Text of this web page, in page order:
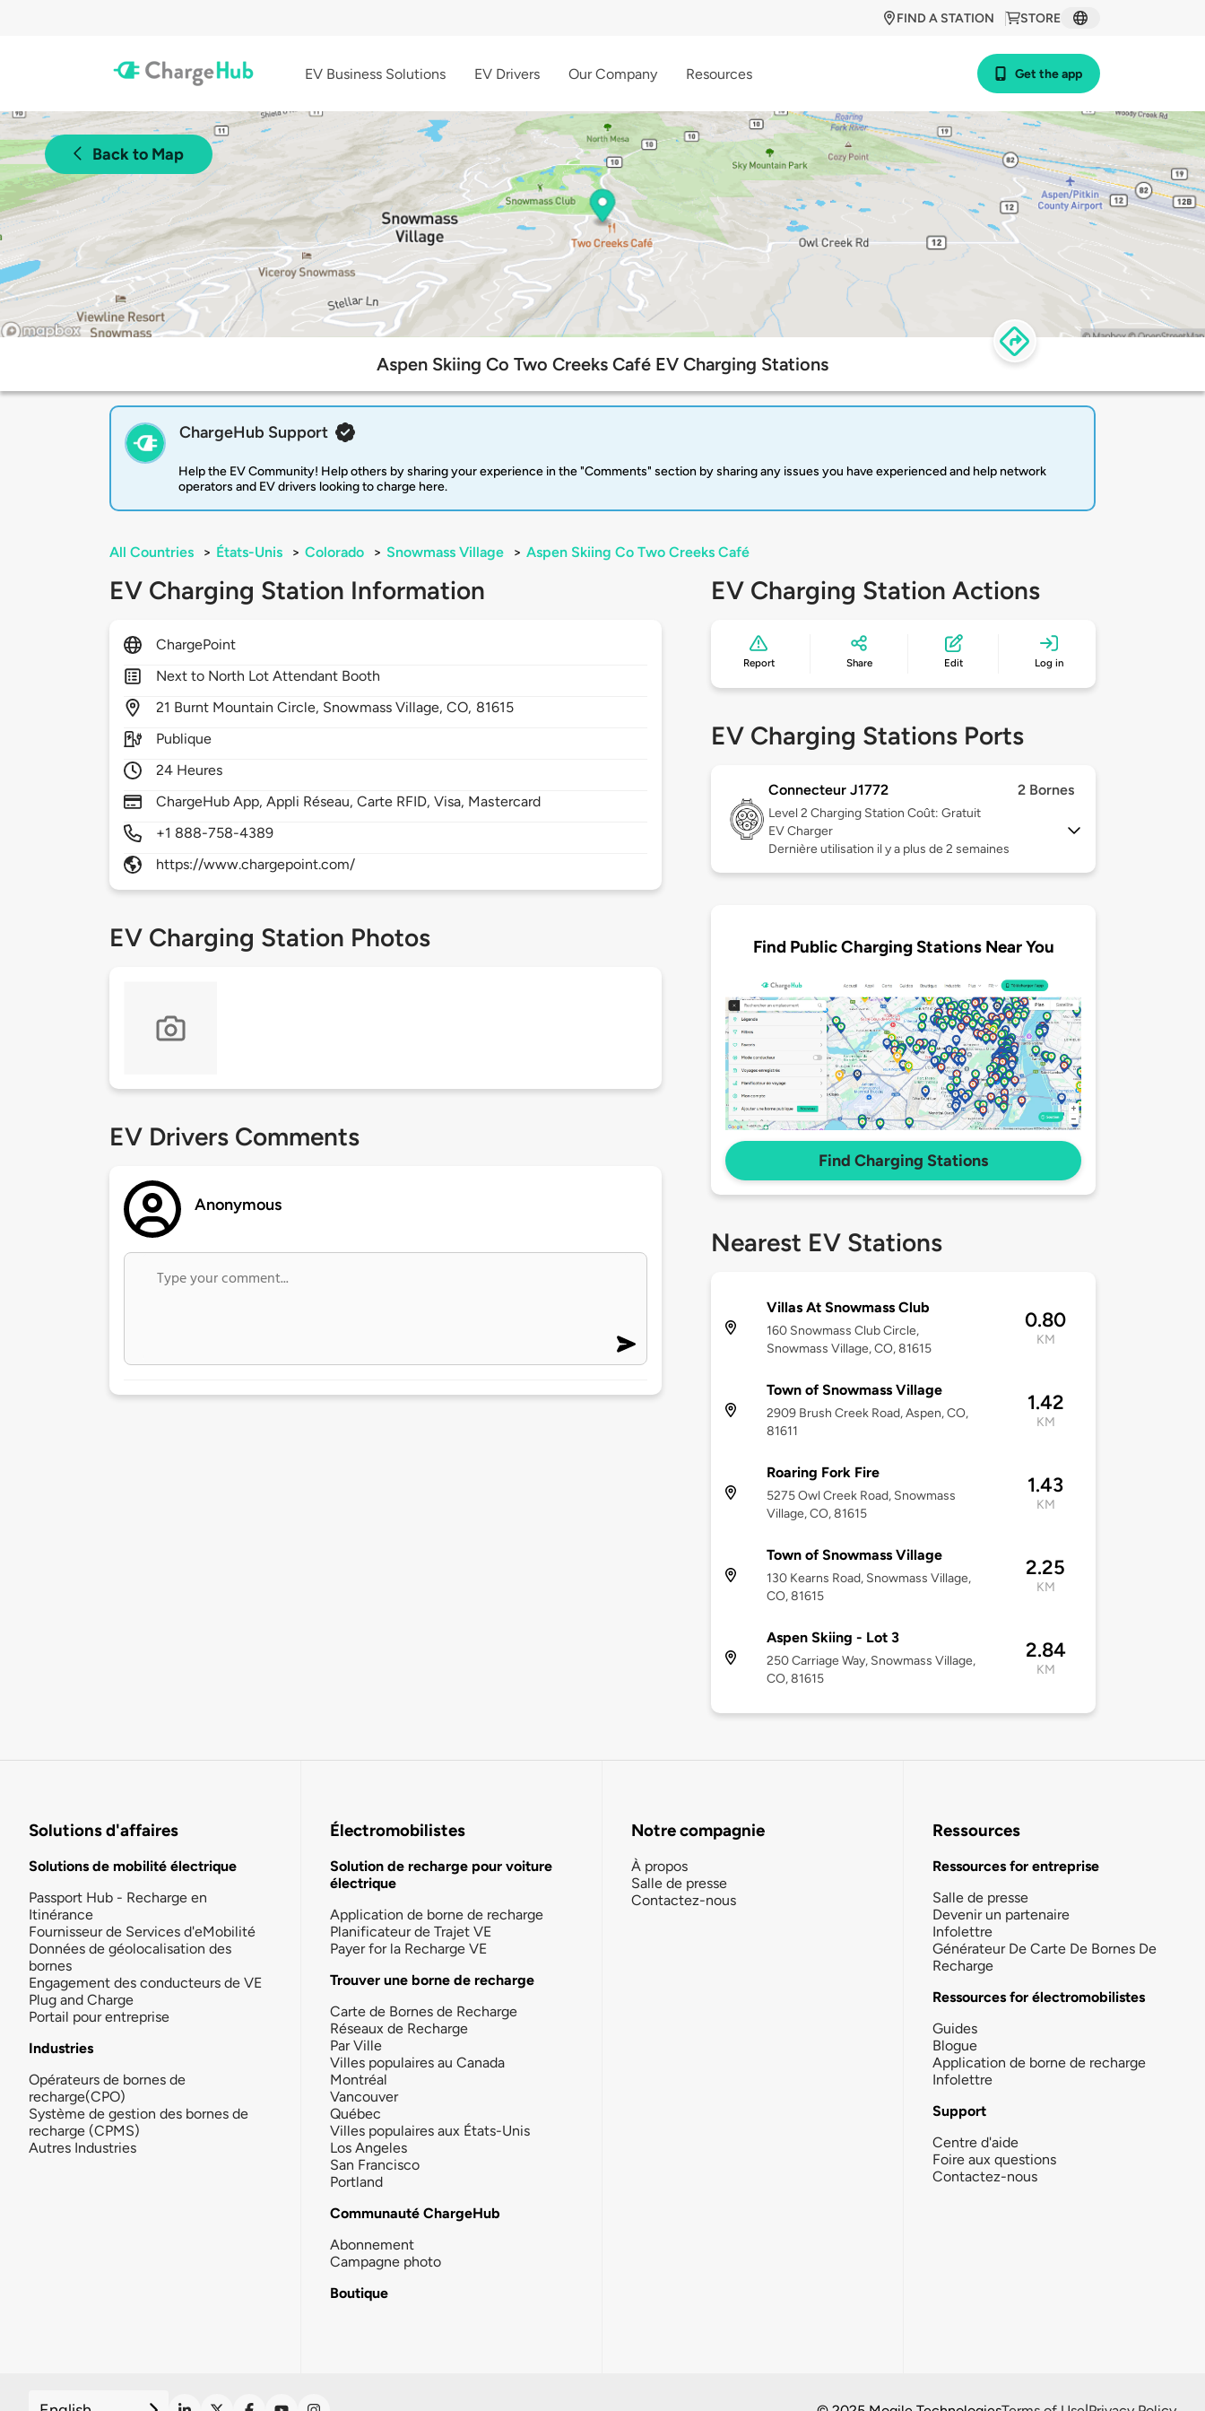
STORE
FIND A STATION
EV Business Solutions EV Drivers Our Company Resources Get the app
Back to Map
Aspen Skiing Co Two Creeks Café EV Charging Stations
ChargeHub Support
Help the EV Community! Help others by sharing your experience in the "Comments" section by sharing any issues you have experienced and help network
operators and EV drivers looking to charge here.
All Countries > États-Unis > Colorado > Snowmass Village > Aspen Skiing Co Two Creeks Café
EV Charging Station Information
ChargePoint
Next to North Lot Attendant Booth
21 Burnt Mountain Circle, Snowmass Village,CO, 81615
Publique
24 Heures
ChargeHub App, Appli Réseau, Carte RFID, Visa, Mastercard
+1 888-758-4389
https://www.chargepoint.com/
EV Charging Station Photos
EV Drivers Comments
Anonymous
EV Charging Station Actions
Report Share Edit Log in
EV Charging Stations Ports
Connecteur J1772 2 Bornes
Level 2 Charging Station Coût: Gratuit
EV Charger
Dernière utilisation il y a plus de 2 semaines
Find Public Charging Stations Near You
Find Charging Stations
Nearest EV Stations
Villas At Snowmass Club
160 Snowmass Club Circle,
Snowmass Village, CO, 81615
0.80
KM
Town of Snowmass Village
2909 Brush Creek Road, Aspen, CO,
81611
1.42
KM
Roaring Fork Fire
5275 Owl Creek Road, Snowmass
Village, CO, 81615
1.43
KM
Town of Snowmass Village
130 Kearns Road, Snowmass Village,
CO, 81615
2.25
KM
Aspen Skiing - Lot 3
250 Carriage Way, Snowmass Village,
CO, 81615
2.84
KM
Solutions d'affaires
Solutions de mobilité électrique
Passport Hub - Recharge en
Itinérance
Fournisseur de Services d'eMobilité
Données de géolocalisation des
bornes
Engagement des conducteurs de VE
Plug and Charge
Portail pour entreprise
Industries
Opérateurs de bornes de
recharge(CPO)
Système de gestion des bornes de
recharge (CPMS)
Autres Industries
Électromobilistes
Solution de recharge pour voiture
électrique
Application de borne de recharge
Planificateur de Trajet VE
Payer for la Recharge VE
Trouver une borne de recharge
Carte de Bornes de Recharge
Réseaux de Recharge
Par Ville
Villes populaires au Canada
Montréal
Vancouver
Québec
Villes populaires aux États-Unis
Los Angeles
San Francisco
Portland
Communauté ChargeHub
Abonnement
Campagne photo
Boutique
Notre compagnie
À propos
Salle de presse
Contactez-nous
Ressources
Ressources for entreprise
Salle de presse
Devenir un partenaire
Infolettre
Générateur De Carte De Bornes De
Recharge
Ressources for électromobilistes
Guides
Blogue
Application de borne de recharge
Infolettre
Support
Centre d'aide
Foire aux questions
Contactez-nous